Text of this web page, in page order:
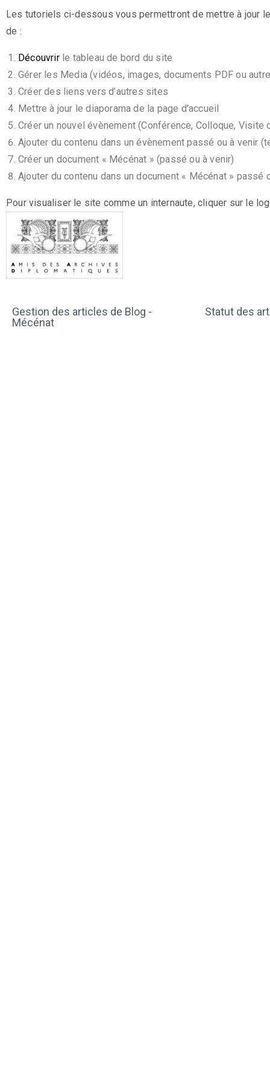
Les tutoriels ci-dessous vous permettront de mettre à jour
de :
Découvrir le tableau de bord du site
Gérer les Media (vidéos, images, documents PDF ou
Créer des liens vers d’autres sites
Mettre à jour le diaporama de la page d’accueil
Créer un nouvel évènement (Conférence, Colloque, Visite
Ajouter du contenu dans un évènementpassé ou à venir
Créer un document « Mécénat » (passé ou à venir)
Ajouter du contenu dans undocument « Mécénat » passé
Pour visualiser le site comme un internaute, cliquer sur le
Gestion des articles de Blog -
Mécénat
Statut des